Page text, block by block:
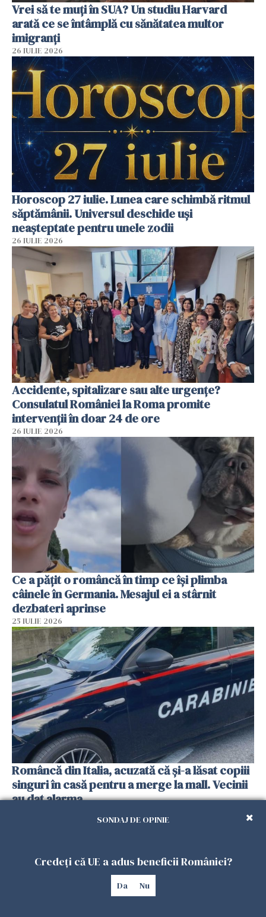
Vrei să te muți în SUA? Un studiu Harvard
arată ce se întâmplă cu sănătatea multor
imigranți
26 IULIE 2026
Horoscop 27 iulie. Lunea care schimbă ritmul
săptămânii. Universul deschide uși
neașteptate pentru unele zodii
26 IULIE 2026
Accidente, spitalizare sau alte urgențe?
Consulatul României la Roma promite
intervenții în doar 24 de ore
26 IULIE 2026
Ce a pățit o româncă în timp ce își plimba
câinele în Germania. Mesajul ei a stârnit
dezbateri aprinse
25 IULIE 2026
Româncă din Italia, acuzată că și-a lăsat copiii
singuri în casă pentru a merge la mall. Vecinii
au dat alarma
SONDAJ DE OPINIE
Credeți că UE a adus beneficii României?
Da Nu